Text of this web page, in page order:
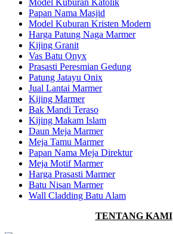
Papan Nama Masjid
Model Kuburan Kristen Modern
Harga Patung Naga Marmer
Kijing Granit
Vas Batu Onyx
Prasasti Peresmian Gedung
Patung Jatayu Onix
Jual Lantai Marmer
Kijing Marmer
Bak Mandi Teraso
Kijing Makam Islam
Daun Meja Marmer
Meja Tamu Marmer
Papan Nama Meja Direktur
Meja Motif Marmer
Harga Prasasti Marmer
Batu Nisan Marmer
Wall Cladding Batu Alam
TENTANG KAMI